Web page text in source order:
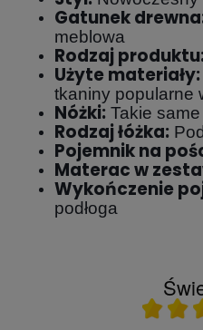
Gatunek
meblowa
Rodzaj produktu:
Użyte materiały:
tkaniny popularne
Nóżki: Takie
Rodzaj łóżka:
Pojemnik na
Materac w
Wykończenie
podłoga
Ocena